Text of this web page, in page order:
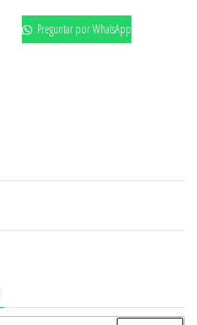
Preguntar por WhatsApp